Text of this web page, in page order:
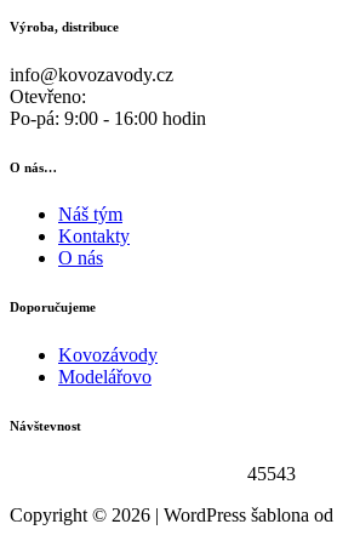
Výroba, distribuce
info@kovozavody.cz
Otevřeno:
Po-pá: 9:00 - 16:00 hodin
O nás…
Náš tým
Kontakty
O nás
Doporučujeme
Kovozávody
Modelářovo
Návštevnost
45543
Copyright © 2026 | WordPress šablona od